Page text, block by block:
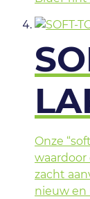
Onze
zacht
nieuw en